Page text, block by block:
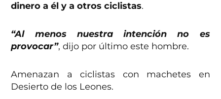
dinero a él y a otros ciclistas.
“Al menos nuestra intención no es
provocar”, dijo por último este hombre.
Amenazan a ciclistas con machetes en
Desierto de los Leones.